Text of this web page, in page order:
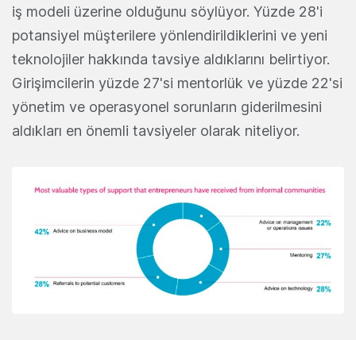
iş modeli üzerine olduğunu söylüyor. Yüzde 28'i
potansiyel müşterilere yönlendirildiklerini ve yeni
teknolojiler hakkında tavsiye aldıklarını belirtiyor.
Girişimcilerin yüzde 27'si mentorlük ve yüzde 22'si
yönetim ve operasyonel sorunların giderilmesini
aldıkları en önemli tavsiyeler olarak niteliyor.